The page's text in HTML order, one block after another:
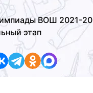
ВОШ 2021-
этап